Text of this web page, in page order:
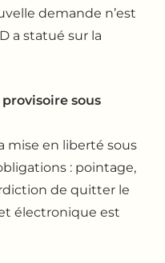
demande n’est
a statué sur la
sous
mise en liberté sous
: pointage,
de quitter le
électronique est